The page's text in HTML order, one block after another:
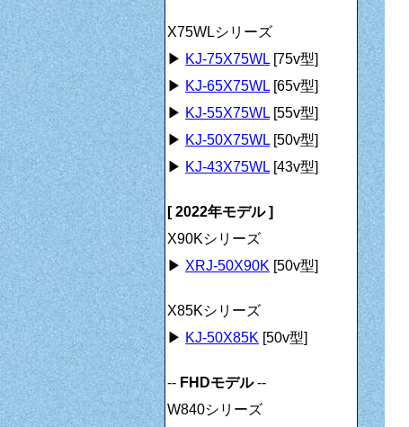
X75WLシリーズ
▶ KJ-75X75WL [75v型]
▶ KJ-65X75WL [65v型]
▶ KJ-55X75WL [55v型]
▶ KJ-50X75WL [50v型]
▶ KJ-43X75WL [43v型]
[ 2022年モデル ]
X90Kシリーズ
▶ XRJ-50X90K [50v型]
X85Kシリーズ
▶ KJ-50X85K [50v型]
-- FHDモデル--
W840シリーズ